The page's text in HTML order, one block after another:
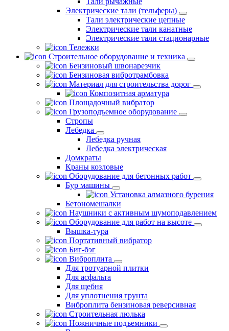
Электрические тали (тельферы)
Тали электрические цепные
Электрические тали канатные
Электрические тали стационарные
Тележки
Строительное оборудование и техника
Бензиновый швонарезчик
Бензиновая вибротрамбовка
Материал для строительства дорог
Композитная арматура
Площадочный вибратор
Грузоподъемное оборудование
Стропы
Лебедка
Лебедка ручная
Лебедка электрическая
Домкраты
Краны козловые
Оборудование для бетонных работ
Бур машины
Установка алмазного бурения
Бетономешалки
Наушники с активным шумоподавлением
Оборудование для работ на высоте
Вышка-тура
Портативный вибратор
Биг-бэг
Виброплита
Для тротуарной плитки
Для асфальта
Для щебня
Для уплотнения грунта
Виброплита бензиновая реверсивная
Строительная люлька
Ножничные подъемники